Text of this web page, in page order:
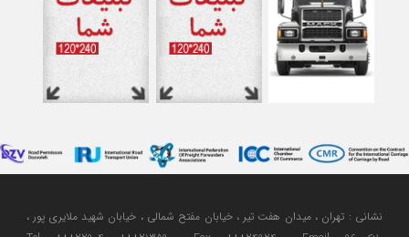
نشانی : تهران ، میدان هفت تیر ، خیابان مفتح شمالی ، خیابان شهید ملایری پور ،